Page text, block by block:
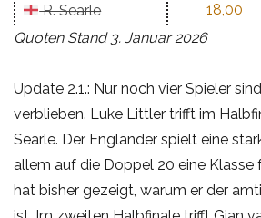
R. Searle
18,00
Quoten Stand 3. Januar 2026
Update 2.1.: Nur noch vier Spieler
verblieben. Luke Littler trifft im
Searle. Der Engländer spielt eine
allem auf die Doppel 20 eine Klasse
hat bisher gezeigt, warum er der